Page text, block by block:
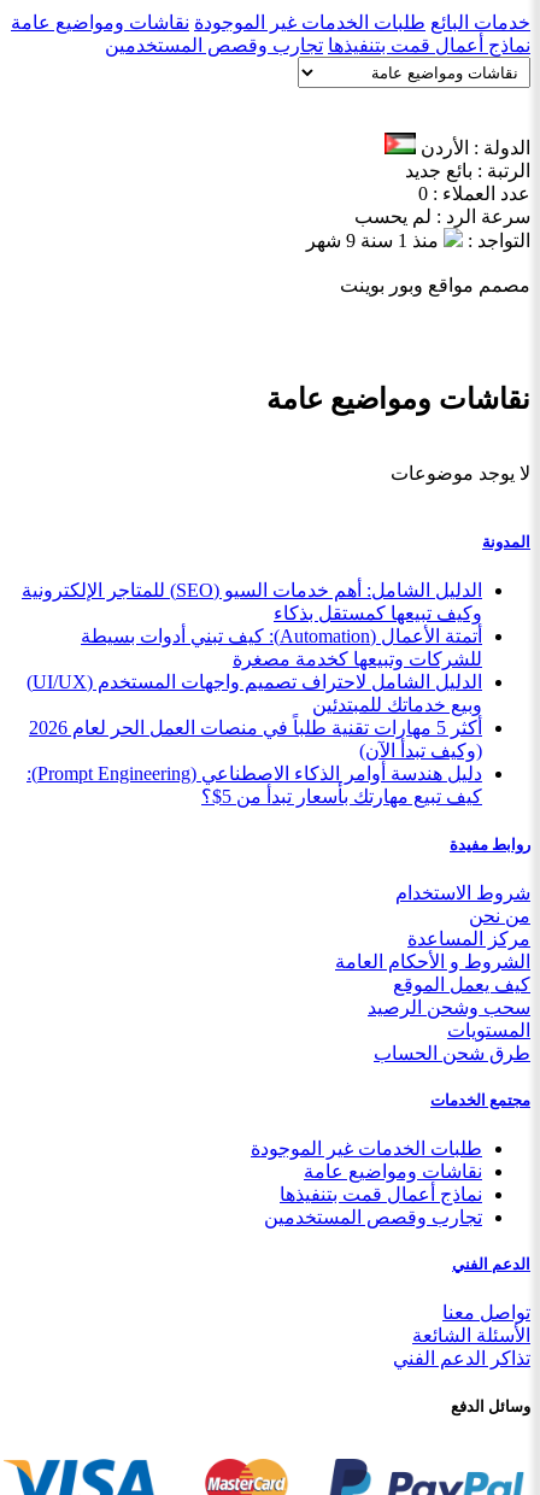
خدمات البائع طلبات الخدمات غير الموجودة نقاشات ومواضيع عامة
نماذج أعمال قمت بتنفيذها تجارب وقصص المستخدمين
الدولة : الأردن
الرتبة : بائع جديد
عدد العملاء : 0
سرعة الرد : لم يحسب
التواجد :
منذ 1 سنة 9 شهر
مصمم مواقع وبور بوينت
نقاشات ومواضيع عامة
لا يوجد موضوعات
المدونة
الدليل الشامل: أهم خدمات السيو (SEO) للمتاجر الإلكترونية
وكيف تبيعها كمستقل بذكاء
أتمتة الأعمال (Automation): كيف تبني أدوات بسيطة
للشركات وتبيعها كخدمة مصغرة
الدليل الشامل لاحتراف تصميم واجهات المستخدم (UI/UX)
وبيع خدماتك للمبتدئين
أكثر 5 مهارات تقنية طلباً في منصات العمل الحر لعام 2026
(وكيف تبدأ الآن)
دليل هندسة أوامر الذكاء الاصطناعي (Prompt Engineering):
كيف تبيع مهارتك بأسعار تبدأ من 5$؟
روابط مفيدة
شروط الاستخدام
من نحن
مركز المساعدة
الشروط و الأحكام العامة
كيف يعمل الموقع
سحب وشحن الرصيد
المستويات
طرق شحن الحساب
مجتمع الخدمات
طلبات الخدمات غير الموجودة
نقاشات ومواضيع عامة
نماذج أعمال قمت بتنفيذها
تجارب وقصص المستخدمين
الدعم الفني
تواصل معنا
الأسئلة الشائعة
تذاكر الدعم الفني
وسائل الدفع